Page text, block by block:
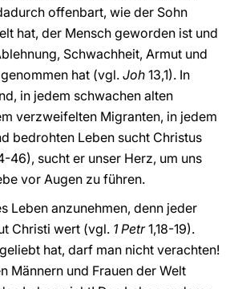
offenbart, wie der Sohn
hat, der Mensch geworden ist und
Schwachheit, Armut und
hat (vgl. Joh 13,1). In
in jedem schwachen alten
verzweifelten Migranten, in jedem
bedrohten Leben sucht Christus
46), sucht er unser Herz, um uns
vor Augen zu führen.
Leben anzunehmen, denn jeder
Christi wert (vgl. 1 Petr1,18-19).
hat, darf man nicht verachten!
Männern und Frauen der Welt